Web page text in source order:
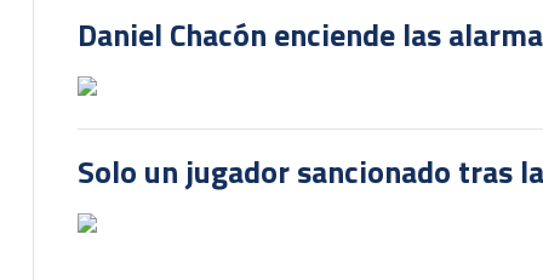
Daniel Chacón enciende las
Solo un jugador sancionado tras